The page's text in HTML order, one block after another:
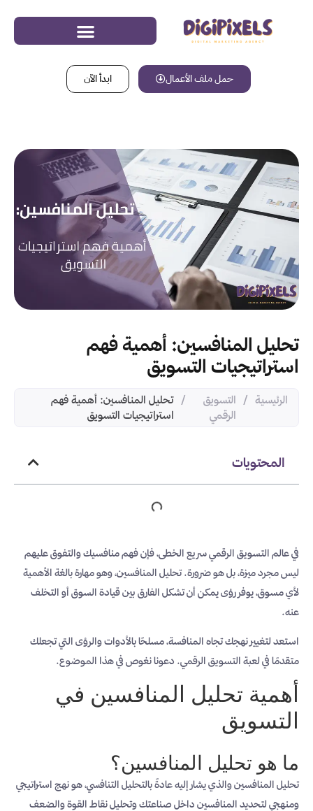
حمل ملف الأعمال ابدأ الآن
تحليل المنافسين: أهمية فهم
استراتيجيات التسويق
الرئيسية /
التسويق
الرقمي
/ تحليل المنافسين: أهمية فهم
استراتيجيات التسويق
المحتويات
في عالم التسويق الرقمي سريع الخطى، فإن فهم منافسيك والتفوق عليهم
ليس مجرد ميزة، بل هو ضرورة. تحليل المنافسين، وهو مهارة بالغة الأهمية
لأي مسوق، يوفر رؤى يمكن أن تشكل الفارق بين قيادة السوق أو التخلف
عنه.
استعد لتغيير نهجك تجاه المنافسة، مسلحًا بالأدوات والرؤى التي تجعلك
متقدمًا في لعبة التسويق الرقمي. دعونا نغوص في هذا الموضوع.
أهمية تحليل المنافسين في
التسويق
ما هو تحليل المنافسين؟
تحليل المنافسين والذي يشار إليه عادةً بالتحليل التنافسي، هو نهج استراتيجي
ومنهجي لتحديد المنافسين داخل صناعتك وتحليل نقاط القوة والضعف